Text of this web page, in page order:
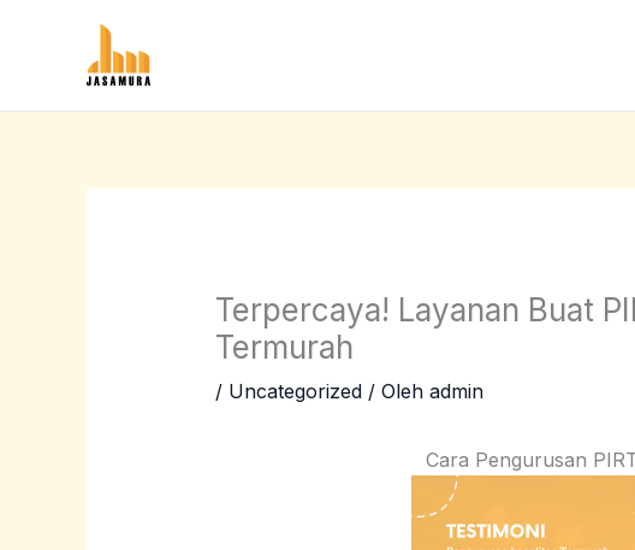
Terpercaya! Layanan Buat
Termurah
/ Uncategorized/ Oleh admin
Cara Pengurusan